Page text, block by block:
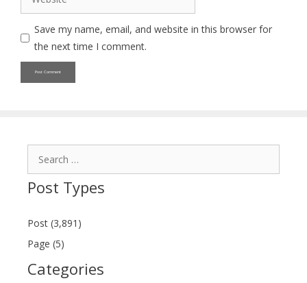
Save my name, email, and website in this browser for
the next time I comment.
Post Types
Post (3,891)
Page (5)
Categories